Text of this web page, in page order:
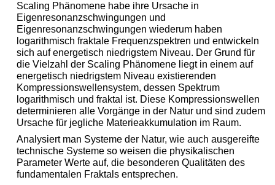
Scaling Phänomene habe ihre Ursache in
Eigenresonanzschwingungen und
Eigenresonanzschwingungen wiederum haben
logarithmisch fraktale Frequenzspektren und entwickeln
sich auf energetisch niedrigstem Niveau. Der Grund für
die Vielzahl der Scaling Phänomene liegt in einem auf
energetisch niedrigstem Niveau existierenden
Kompressionswellensystem, dessen Spektrum
logarithmisch und fraktal ist. Diese Kompressionswellen
determinieren alle Vorgänge in der Natur und sind zudem
Ursache für jegliche Materieakkumulation im Raum.
Analysiert man Systeme der Natur, wie auch ausgereifte
technische Systeme so weisen die physikalischen
Parameter Werte auf, die besonderen Qualitäten des
fundamentalen Fraktals entsprechen.